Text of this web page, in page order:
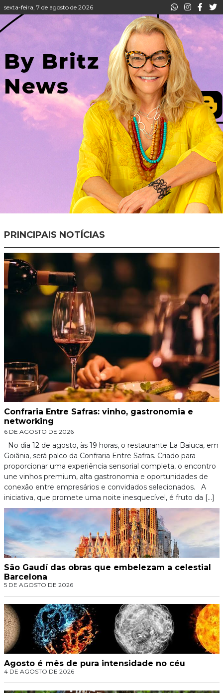
sexta-feira, 7 de agosto de 2026
PRINCIPAIS NOTÍCIAS
Confraria Entre Safras: vinho, gastronomia e
networking
6 DE AGOSTO DE 2026
No dia 12 de agosto, às 19 horas, o restaurante La Baiuca, em
Goiânia, será palco da Confraria Entre Safras. Criado para
proporcionar uma experiência sensorial completa, o encontro
une vinhos premium, alta gastronomia e oportunidades de
conexão entre empresários e convidados selecionados. A
iniciativa, que promete uma noite inesquecível, é fruto da […]
São Gaudí das obras que embelezam a celestial
Barcelona
5 DE AGOSTO DE 2026
Agosto é mês de pura intensidade no céu
4 DE AGOSTO DE 2026